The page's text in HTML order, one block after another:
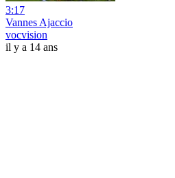
3:17
Vannes Ajaccio
vocvision
il y a 14 ans